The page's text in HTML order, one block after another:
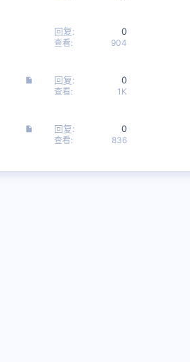
回复 0
查看 904
回复 0
查看 1K
回复 0
查看 836